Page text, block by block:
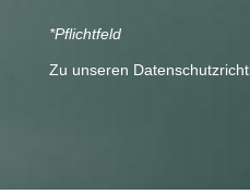
*Pflichtfeld
Zu unseren